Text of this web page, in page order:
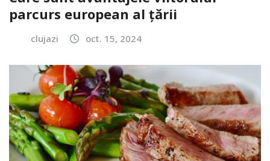
parcurs european al țării
clujazi oct. 15, 2024